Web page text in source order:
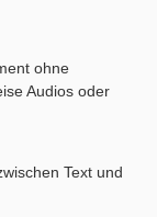
ohne
Audios oder
Text und